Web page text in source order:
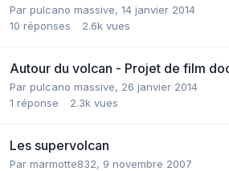
Par pulcano massive, 14 janvier 2014
10 réponses 2.6k vues
Autour du volcan - Projet de film
Par pulcano massive, 26 janvier 2014
1 réponse 2.3k vues
Les supervolcan
Par marmotte832, 9 novembre 2007